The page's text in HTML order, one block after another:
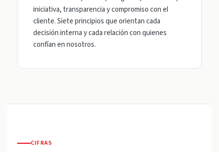
iniciativa, transparencia y compromiso con el
cliente. Siete principios que orientan cada
decisión interna y cada relación con quienes
confían en nosotros.
CIFRAS